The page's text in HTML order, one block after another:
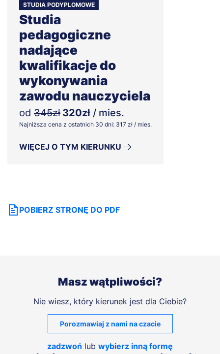
STUDIA PODYPLOMOWE
Studia
pedagogiczne
nadające
kwalifikacje do
wykonywania
zawodu nauczyciela
od 345zł 320zł / mies.
Najniższa cena z ostatnich 30 dni: 317 zł / mies.
WIĘCEJ O TYM KIERUNKU
POBIERZ STRONĘ DO PDF
Masz wątpliwości?
Nie wiesz, który kierunek jest dla Ciebie?
Porozmawiaj z nami na czacie
zadzwoń lub wybierz inną formę